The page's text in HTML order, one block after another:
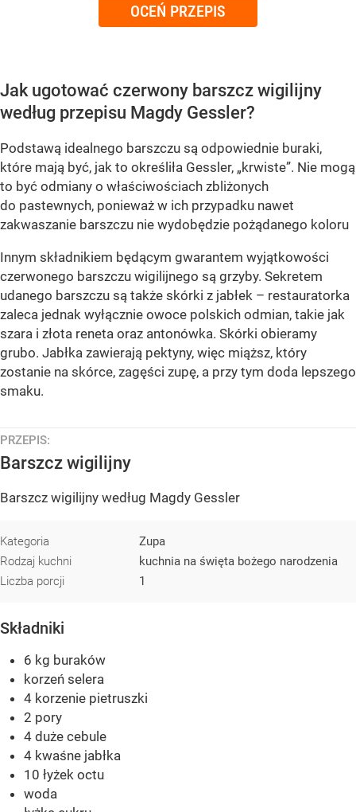
OCEŃ PRZEPIS
Jak ugotować czerwony barszcz wigilijny
według przepisu Magdy Gessler?
Podstawą idealnego barszczu są odpowiednie buraki,
które mają być, jak to określiła Gessler, „krwiste”. Nie mogą
to być odmiany o właściwościach zbliżonych
do pastewnych, ponieważ w ich przypadku nawet
zakwaszanie barszczu nie wydobędzie pożądanego koloru
Innym składnikiem będącym gwarantem wyjątkowości
czerwonego barszczu wigilijnego są grzyby. Sekretem
udanego barszczu są także skórki z jabłek – restauratorka
zaleca jednak wyłącznie owoce polskich odmian, takie jak
szara i złota reneta oraz antonówka. Skórki obieramy
grubo. Jabłka zawierają pektyny, więc miąższ, który
zostanie na skórce, zagęści zupę, a przy tym doda lepszego
smaku.
PRZEPIS:
Barszcz wigilijny
Barszcz wigilijny według Magdy Gessler
Kategoria
Zupa
Rodzaj kuchni
kuchnia na święta bożego narodzenia
Liczba porcji
1
Składniki
6 kg buraków
korzeń selera
4 korzenie pietruszki
2 pory
4 duże cebule
4 kwaśne jabłka
10 łyżek octu
woda